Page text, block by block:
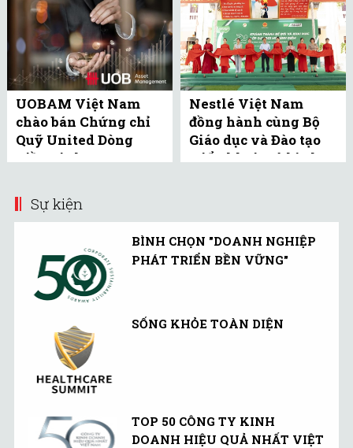
UOBAM Việt Nam
chào bán Chứng chỉ
Quỹ United Dòng
Tiền Linh Hoạt
Nestlé Việt Nam
đồng hành cùng Bộ
Giáo dục và Đào tạo
triển khai mô hình
Sự kiện
BÌNH CHỌN "DOANH NGHIỆP
PHÁT TRIỂN BỀN VỮNG"
SỐNG KHỎE TOÀN DIỆN
TOP 50 CÔNG TY KINH
DOANH HIỆU QUẢ NHẤT VIỆT